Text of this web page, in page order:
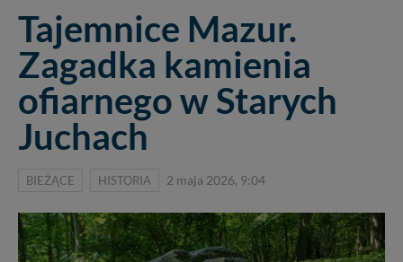
Tajemnice Mazur.
Zagadka kamienia
ofiarnego w Starych
Juchach
BIEŻĄCE HISTORIA 2 maja 2026, 9:04